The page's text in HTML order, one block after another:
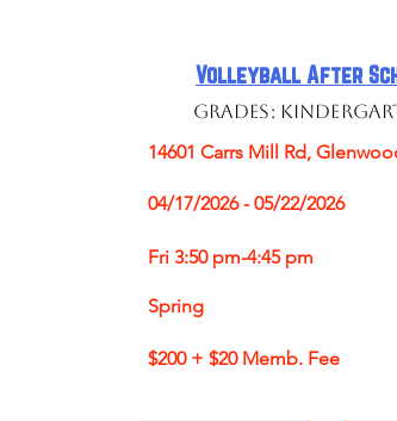
Volleyball After
Grades:
14601 Carrs Mill Rd,
04/17/2026 - 05/22/2026
Fri 3:50 pm-4:45 pm
Spring
$200 + $20 Memb. Fee